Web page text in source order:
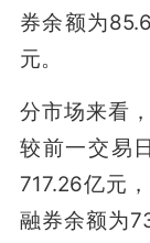
券余额为
元。
分市场来看
较前一交易
717.26亿元
融券余额为